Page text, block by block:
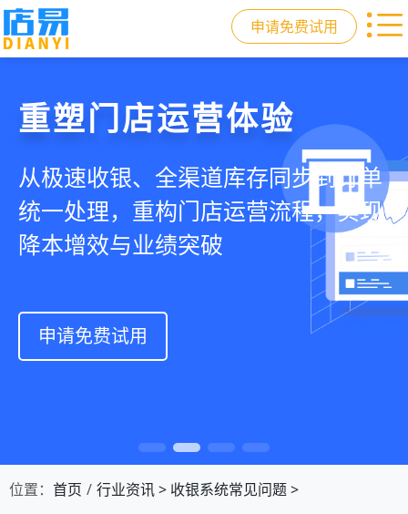
申请免费试用
门店收银，就用店易
智慧收银+商品库存+会员增长+小程序
商城，一套系统解决开店管店及业绩
增长难题
申请免费试用
重塑门店运营体验
从极速收银、全渠道库存同步到订单
统一处理，重构门店运营流程，实现
降本增效与业绩突破
申请免费试用
驱动私域会员增长
从支付即会员、精准营销到优惠券互
通，驱动私域流量沉淀和会员复购，
提升忠诚度和营销效果
申请免费试用
快速拓展生意边界
借助小程序商城、线上引流到线下售
后，打通全域销售渠道，拓展生意边
界，提升顾客体验
申请免费试用
位置： 首页 行业资讯> 收银系统常见问题>